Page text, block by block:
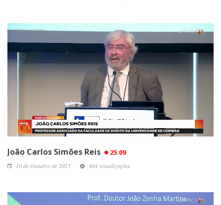
João Carlos Simões Reis 25:09
10 de Outubro de 2025 404 visualizações